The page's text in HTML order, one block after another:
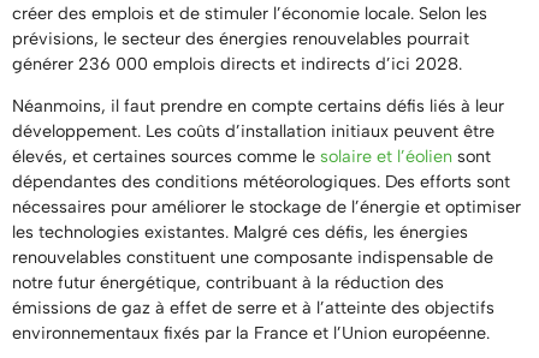
créer des emplois et de stimuler l’économie locale. Selon les
prévisions, le secteur des énergies renouvelables pourrait
générer 236 000 emplois directs et indirects d’ici 2028.
Néanmoins, il faut prendre en compte certains défis liés à leur
développement. Les coûts d’installation initiaux peuvent être
élevés, et certaines sources comme le solaire et l’éolien sont
dépendantes des conditions météorologiques. Des efforts sont
nécessaires pour améliorer le stockage de l’énergie et optimiser
les technologies existantes. Malgré ces défis, les énergies
renouvelables constituent une composante indispensable de
notre futur énergétique, contribuant à la réduction des
émissions de gaz à effet de serre et à l’atteinte des objectifs
environnementaux fixés par la France et l’Union européenne.